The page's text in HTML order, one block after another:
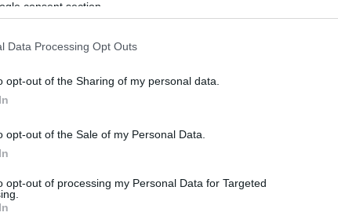
consent section.
Data Processing Opt Outs
opt-out of the Sharing of my personal data.
opt-out of the Sale of my Personal Data.
opt-out of processing my Personal Data for Targeted
pincerendszert is építettek benne. A
később azonban a tulajdonos
bővítésével, mert azt egész évben
nappalira volt szüksége.
tervezett elem jelent meg, mint a
medence is van, még jó.